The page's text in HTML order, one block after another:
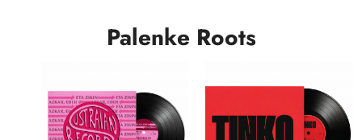
Palenke Roots